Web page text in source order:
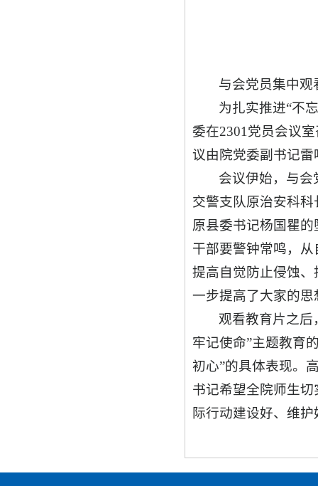
与会党员集中
为扎实推进“不
委在2301党员会议
议由院党委副书记雷
会议伊始，与
交警支队原治安科
原县委书记杨国瞿
干部要警钟常鸣，
提高自觉防止侵蚀
一步提高了大家的
观看教育片之后
牢记使命”主题教育
初心”的具体表现。
书记希望全院师生
际行动建设好、维